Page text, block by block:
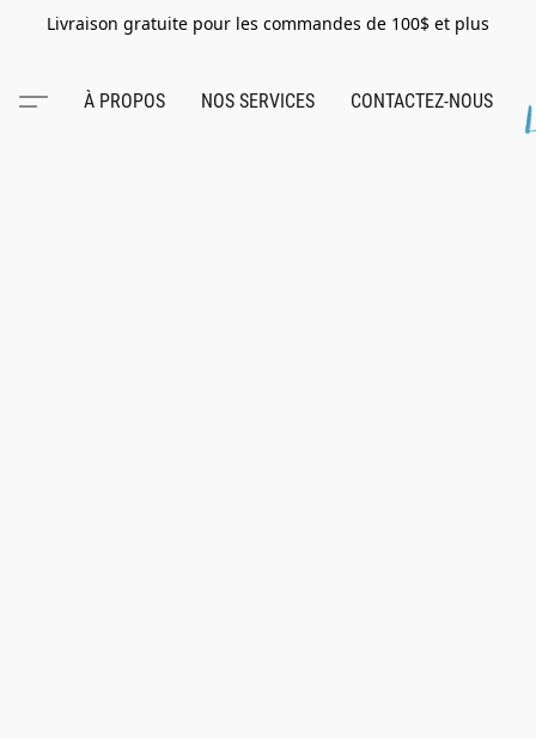
Livraison gratuite pour les commandes de 100$ et plus
À PROPOS NOS SERVICES CONTACTEZ-NOUS